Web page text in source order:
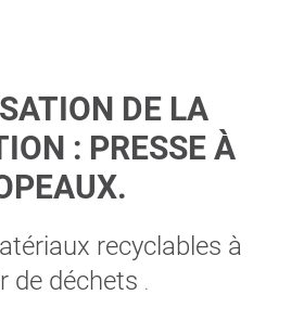
DE LA
: PRESSE À
recyclables à
de déchets .